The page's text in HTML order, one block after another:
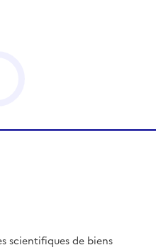
scientifiques de biens